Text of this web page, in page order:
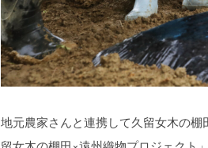
地元農家さんと連携して久留女木の